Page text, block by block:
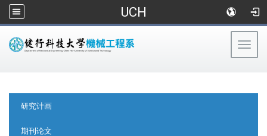
UCH
研究计画
期刊论文